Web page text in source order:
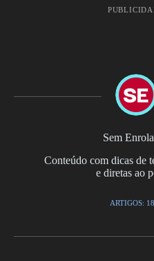
Sem
Conteúdo com dicas de
e diretas ao
ARTIGOS: